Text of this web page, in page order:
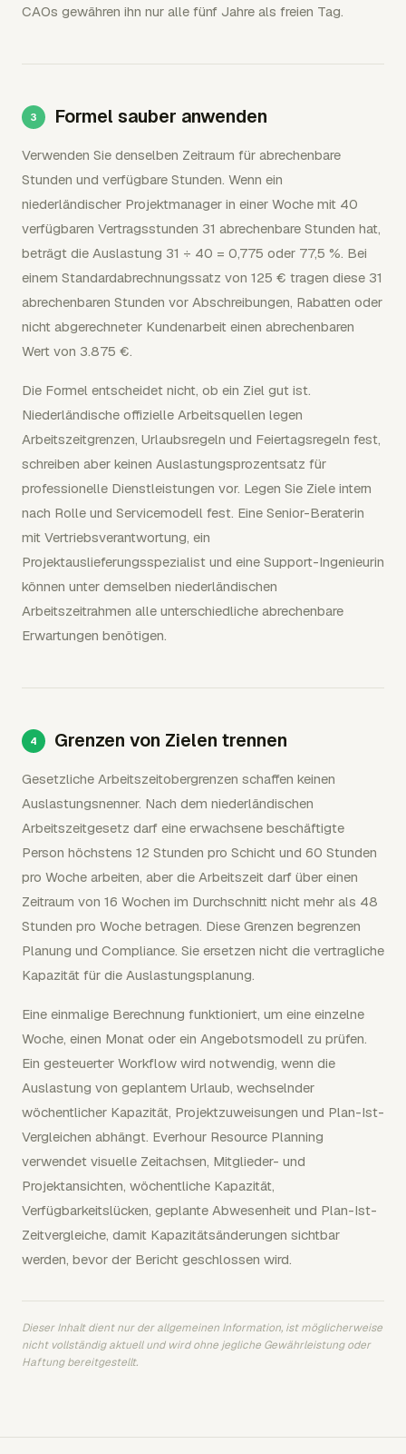
CAOs gewähren ihn nur alle fünf Jahre als freien Tag.
Formel sauber anwenden
Verwenden Sie denselben Zeitraum für abrechenbare
Stunden und verfügbare Stunden. Wenn ein
niederländischer Projektmanager in einer Woche mit 40
verfügbaren Vertragsstunden 31 abrechenbare Stunden hat,
beträgt die Auslastung 31 ÷ 40 = 0,775 oder 77,5 %. Bei
einem Standardabrechnungssatz von 125 € tragen diese 31
abrechenbaren Stunden vor Abschreibungen, Rabatten oder
nicht abgerechneter Kundenarbeit einen abrechenbaren
Wert von 3.875 €.
Die Formel entscheidet nicht, ob ein Ziel gut ist.
Niederländische offizielle Arbeitsquellen legen
Arbeitszeitgrenzen, Urlaubsregeln und Feiertagsregeln fest,
schreiben aber keinen Auslastungsprozentsatz für
professionelle Dienstleistungen vor. Legen Sie Ziele intern
nach Rolle und Servicemodell fest. Eine Senior-Beraterin
mit Vertriebsverantwortung, ein
Projektauslieferungsspezialist und eine Support-Ingenieurin
können unter demselben niederländischen
Arbeitszeitrahmen alle unterschiedliche abrechenbare
Erwartungen benötigen.
Grenzen von Zielen trennen
Gesetzliche Arbeitszeitobergrenzen schaffen keinen
Auslastungsnenner. Nach dem niederländischen
Arbeitszeitgesetz darf eine erwachsene beschäftigte
Person höchstens 12 Stunden pro Schicht und 60 Stunden
pro Woche arbeiten, aber die Arbeitszeit darf über einen
Zeitraum von 16 Wochen im Durchschnitt nicht mehr als 48
Stunden pro Woche betragen. Diese Grenzen begrenzen
Planung und Compliance. Sie ersetzen nicht die vertragliche
Kapazität für die Auslastungsplanung.
Eine einmalige Berechnung funktioniert, um eine einzelne
Woche, einen Monat oder ein Angebotsmodell zu prüfen.
Ein gesteuerter Workflow wird notwendig, wenn die
Auslastung von geplantem Urlaub, wechselnder
wöchentlicher Kapazität, Projektzuweisungen und Plan-Ist-
Vergleichen abhängt. Everhour Resource Planning
verwendet visuelle Zeitachsen, Mitglieder- und
Projektansichten, wöchentliche Kapazität,
Verfügbarkeitslücken, geplante Abwesenheit und Plan-Ist-
Zeitvergleiche, damit Kapazitätsänderungen sichtbar
werden, bevor der Bericht geschlossen wird.
Dieser Inhalt dient nur der allgemeinen Information, ist möglicherweise
nicht vollständig aktuell und wird ohne jegliche Gewährleistung oder
Haftung bereitgestellt.